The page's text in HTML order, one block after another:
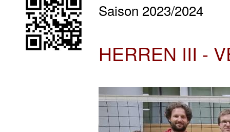
Saison 2023/2024
HERREN III -